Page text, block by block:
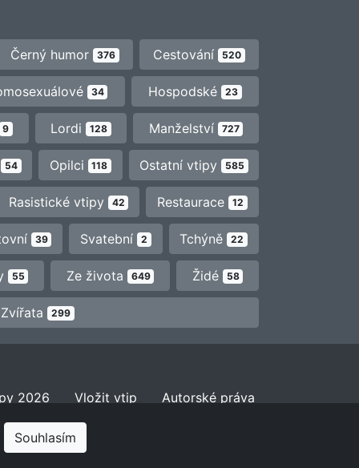
Souhlasím
Černý humor 376 Cestování 520
34 Hospodské 23
9 Lordi 128 Manželství 727
54 Opilci 118 Ostatní vtipy 585
Rasistické vtipy 42 Restaurace 12
39 Svatební 2 Tchýně 22
55 Ze života 649 Židé 58
Zvířata 299
2026 Vložit vtip Autorské práva